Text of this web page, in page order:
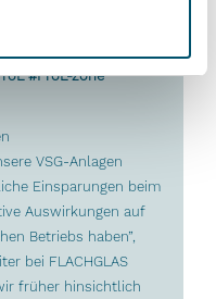
#ProL-zone
VSG-Anlagen
Einsparungen beim
Auswirkungen auf
Betriebs haben”,
bei FLACHGLAS
früher hinsichtlich